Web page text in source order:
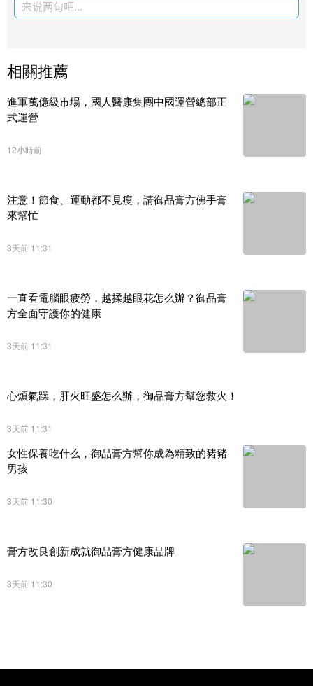
来说两句吧...
相關推薦
進軍萬億級市場，國人醫康集團中國運營總部正
式運營
12小時前
注意！節食、運動都不見瘦，請御品膏方佛手膏
來幫忙
3天前 11:31
一直看電腦眼疲勞，越揉越眼花怎么辦？御品膏
方全面守護你的健康
3天前 11:31
心煩氣躁，肝火旺盛怎么辦，御品膏方幫您救火！
3天前 11:31
女性保養吃什么，御品膏方幫你成為精致的豬豬
男孩
3天前 11:30
膏方改良創新成就御品膏方健康品牌
3天前 11:30